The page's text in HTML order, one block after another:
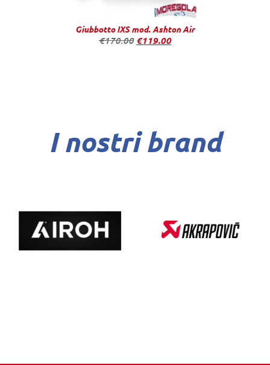
Giubbotto IXS mod. Ashton Air
€170.00 €119.00
I nostri brand